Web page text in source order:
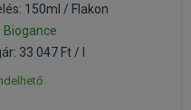
150ml / Flakon
Biogance
33 047 Ft / l